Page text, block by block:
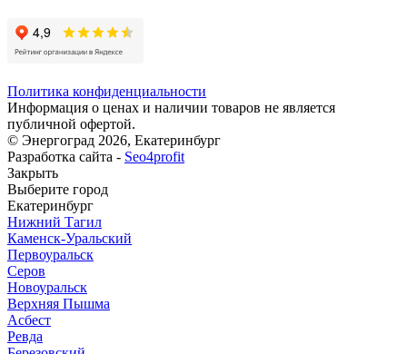
Политика конфиденциальности
Информация о ценах и наличии товаров не является
публичной офертой.
© Энергоград 2026, Екатеринбург
Разработка сайта - Seo4profit
Закрыть
Выберите город
Екатеринбург
Нижний Тагил
Каменск-Уральский
Первоуральск
Серов
Новоуральск
Верхняя Пышма
Асбест
Ревда